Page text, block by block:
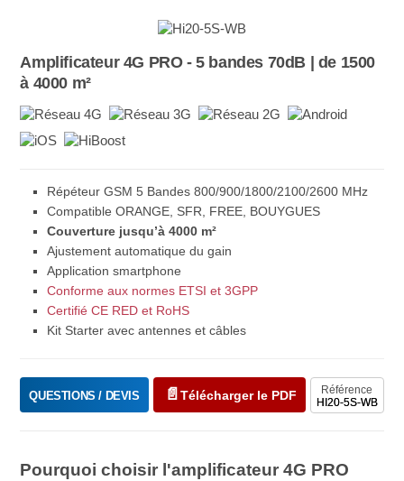
Amplificateur 4G PRO - 5 bandes 70dB | de 1500
à 4000 m²
Répéteur GSM 5 Bandes 800/900/1800/2100/2600 MHz
Compatible ORANGE, SFR, FREE, BOUYGUES
Couverture jusqu’à 4000 m²
Ajustement automatique du gain
Application smartphone
Conforme aux normes ETSI et 3GPP
Certifié CE RED et RoHS
Kit Starter avec antennes et câbles
Référence
HI20-5S-WB
QUESTIONS / DEVIS Télécharger le PDF
Pourquoi choisir l'amplificateur 4G PRO